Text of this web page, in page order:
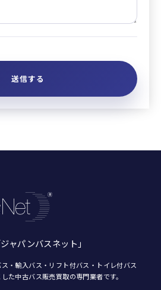
ャパンバスネット」
・輸入バス・リフト付バス・トイレ付バス
た中古バス販売買取の専門業者です。